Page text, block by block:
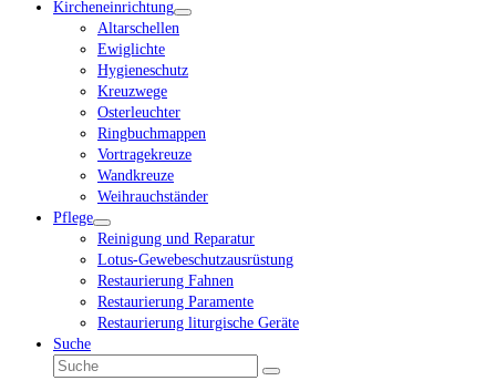
Kircheneinrichtung
Altarschellen
Ewiglichte
Hygieneschutz
Kreuzwege
Osterleuchter
Ringbuchmappen
Vortragekreuze
Wandkreuze
Weihrauchständer
Pflege
Reinigung und Reparatur
Lotus-Gewebeschutzausrüstung
Restaurierung Fahnen
Restaurierung Paramente
Restaurierung liturgische Geräte
Suche
Suche
Senden